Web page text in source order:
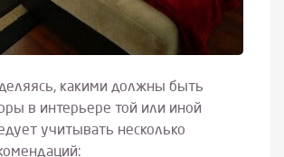
какими должны быть
в интерьере той или иной
учитывать несколько